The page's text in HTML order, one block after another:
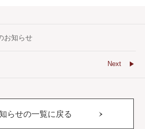
お知らせ
Next
らせの一覧に戻る